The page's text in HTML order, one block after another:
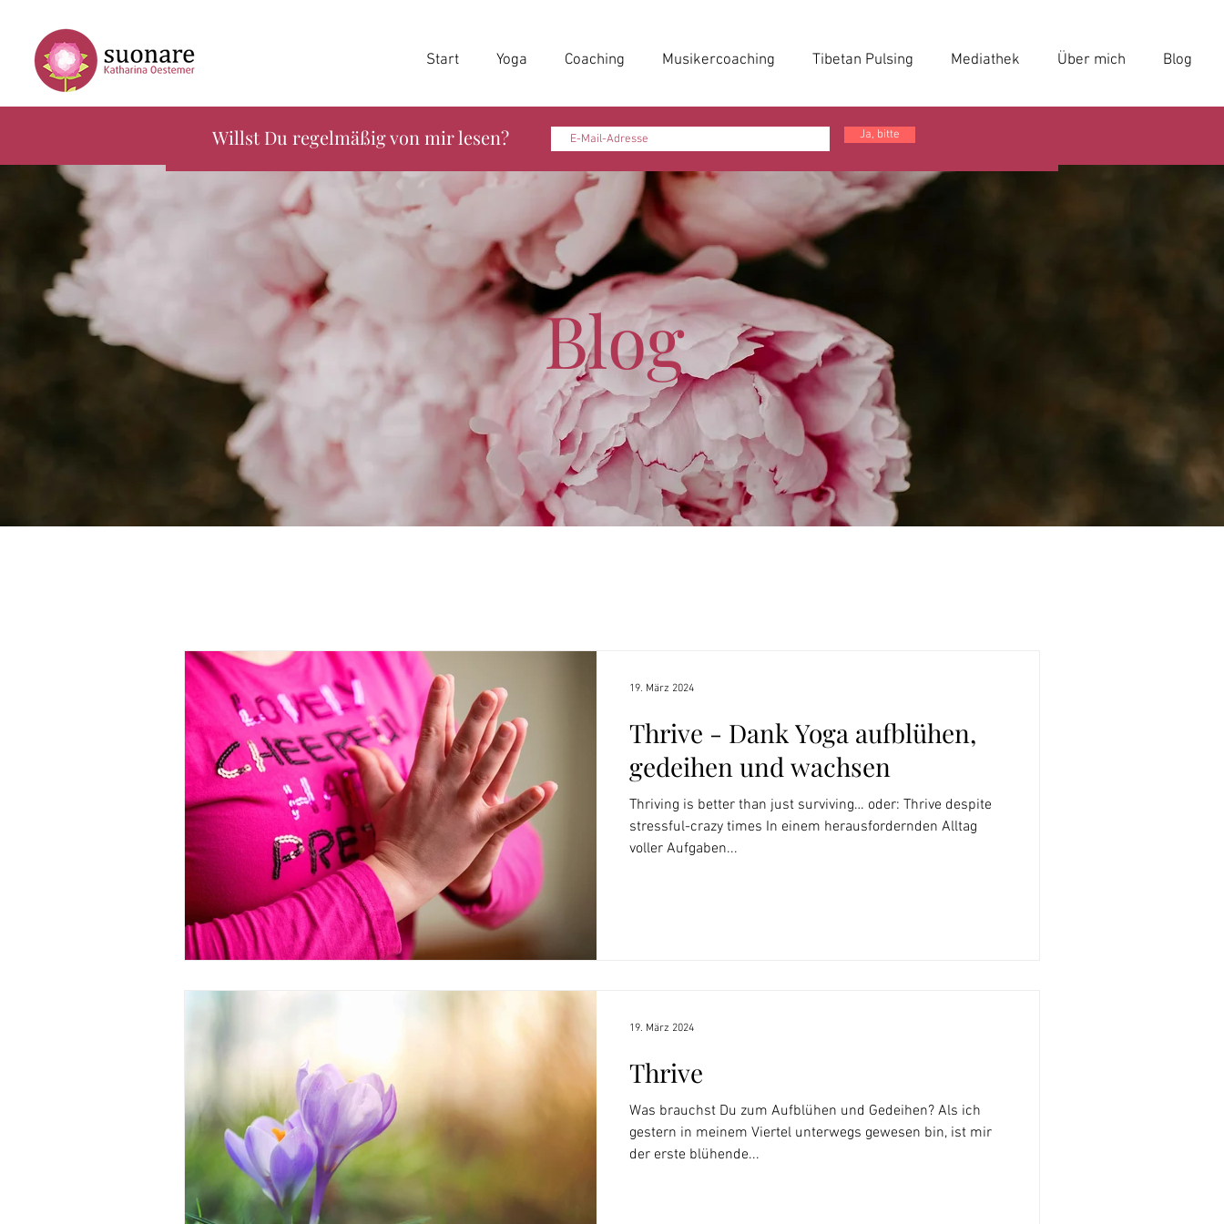
Start Yoga Coaching Musikercoaching Tibetan Pulsing Mediathek Über mich Blog
Willst Du regelmäßig von mir lesen? Ja, bitte
Blog
Thrive - Dank Yoga aufblühen,
gedeihen und wachsen
Thriving is better than just surviving… oder: Thrive despite
stressful-crazy times In einem herausfordernden Alltag
voller Aufgaben...
19. März 2024
Thrive
Was brauchst Du zum Aufblühen und Gedeihen? Als ich
gestern in meinem Viertel unterwegs gewesen bin, ist mir
der erste blühende...
19. März 2024